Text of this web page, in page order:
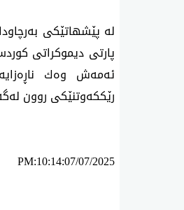
له‌ پێشهاتێكی
پارتی دیموكراتی
ئه‌مه‌ش وه‌ك
رێككه‌وتنێكی روون
PM:10:14:07/07/2025